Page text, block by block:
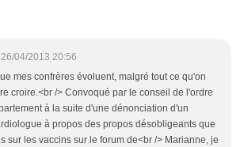
26/04/2013 20:56
mes confrères évoluent, malgré tout ce qu'on
croire.<br /> Convoqué par le conseil de l'ordre
à la suite d'une dénonciation d'un
à propos des propos désobligeants que
sur les vaccins sur le forum de<br /> Marianne, je